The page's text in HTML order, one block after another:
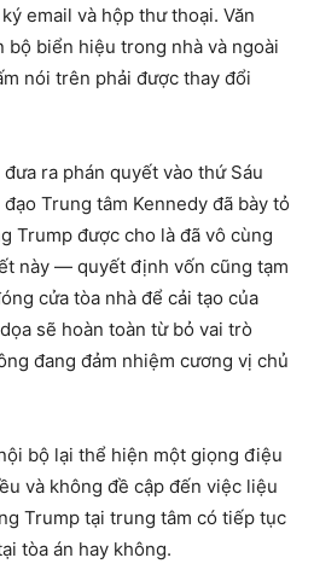
email và hộp thư thoại. Văn
bộ biển hiệu trong nhà và ngoài
nói trên phải được thay đổi
ra phán quyết vào thứ Sáu
Trung tâm Kennedy đã bày tỏ
Trump được cho là đã vô cùng
này — quyết định vốn cũng tạm
cửa tòa nhà để cải tạo của
sẽ hoàn toàn từ bỏ vai trò
đang đảm nhiệm cương vị chủ
bộ lại thể hiện một giọng điệu
và không đề cập đến việc liệu
Trump tại trung tâm có tiếp tục
tòa án hay không.